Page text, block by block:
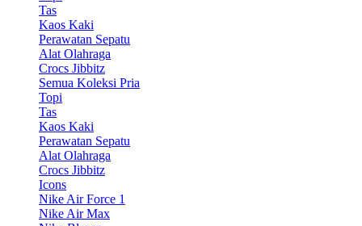
Tas
Kaos Kaki
Perawatan Sepatu
Alat Olahraga
Crocs Jibbitz
Semua Koleksi Pria
Topi
Tas
Kaos Kaki
Perawatan Sepatu
Alat Olahraga
Crocs Jibbitz
Icons
Nike Air Force 1
Nike Air Max